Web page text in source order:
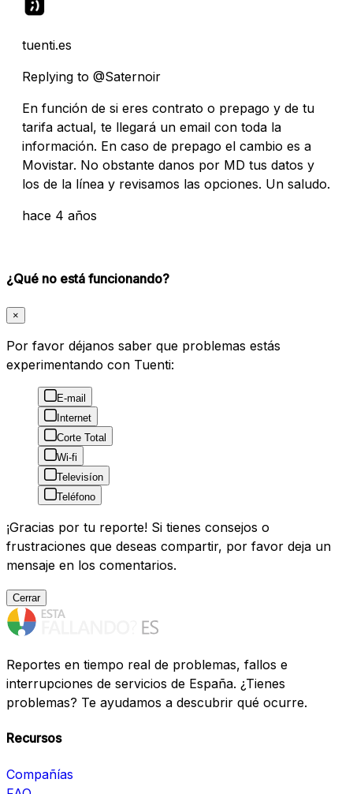
tuenti.es
Replying to @Saternoir
En función de si eres contrato o prepago y de tu
tarifa actual, te llegará un email con toda la
información. En caso de prepago el cambio es a
Movistar. No obstante danos por MD tus datos y
los de la línea y revisamos las opciones. Un saludo.
hace 4 años
¿Qué no está funcionando?
×
Por favor déjanos saber que problemas estás
experimentando con Tuenti:
E-mail
Internet
Corte Total
Wi-fi
Televisíon
Teléfono
¡Gracias por tu reporte! Si tienes consejos o
frustraciones que deseas compartir, por favor deja un
mensaje en los comentarios.
Cerrar
Reportes en tiempo real de problemas, fallos e
interrupciones de servicios de España. ¿Tienes
problemas? Te ayudamos a descubrir qué ocurre.
Recursos
Compañías